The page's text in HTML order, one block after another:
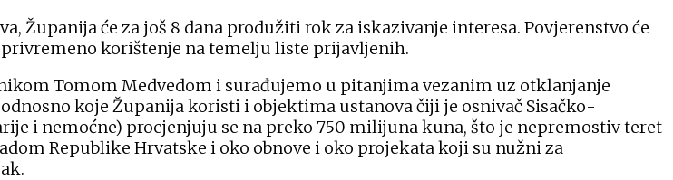
Županija će za još 8 dana produžiti rok za iskazivanje interesa. Povjerenstvo će
korištenje na temelju liste prijavljenih.
Tomom Medvedom i surađujemo u pitanjima vezanim uz otklanjanje
koje Županija koristi i objektima ustanova čiji je osnivač Sisačko-
i nemoćne) procjenjuju se na preko 750 milijuna kuna, što je nepremostiv teret
Republike Hrvatske i oko obnove i oko projekata koji su nužni za